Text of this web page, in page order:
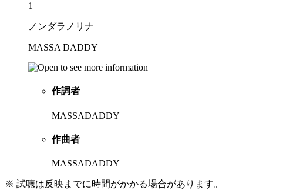
1
ノンダラノリナ
MASSA DADDY
作詞者
MASSADADDY
作曲者
MASSADADDY
※ 試聴は反映までに時間がかかる場合があります。